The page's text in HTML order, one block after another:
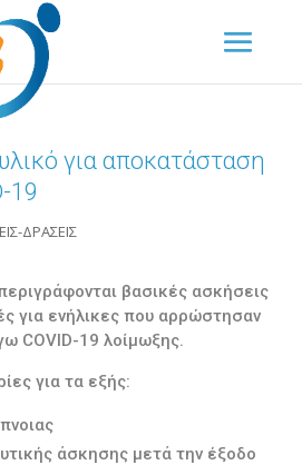
για αποκατάσταση
19
ΔΡΑΣΕΙΣ
βασικές ασκήσεις
για ενήλικες που αρρώστησαν
COVID-19 λοίμωξης.
για τα εξής:
άσκησης μετά την έξοδο